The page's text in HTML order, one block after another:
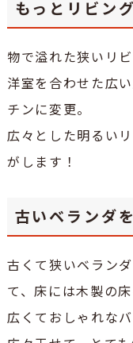
もっとリビン
物で溢れた狭いリ
洋室を合わせた広
チンに変更。
広々とした明るい
がします！
古いベランダ
古くて狭いベラン
て、床には木製の床
広くておしゃれな